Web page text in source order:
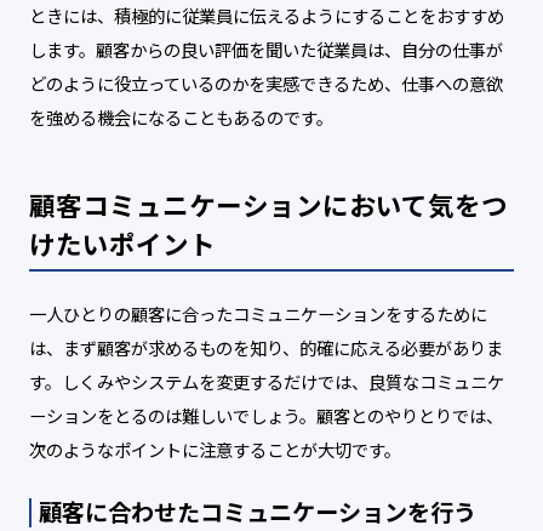
ときには、積極的に従業員に伝えるようにすることをおすすめ
します。顧客からの良い評価を聞いた従業員は、自分の仕事が
どのように役立っているのかを実感できるため、仕事への意欲
を強める機会になることもあるのです。
顧客コミュニケーションにおいて気をつ
けたいポイント
一人ひとりの顧客に合ったコミュニケーションをするために
は、まず顧客が求めるものを知り、的確に応える必要がありま
す。しくみやシステムを変更するだけでは、良質なコミュニケ
ーションをとるのは難しいでしょう。顧客とのやりとりでは、
次のようなポイントに注意することが大切です。
顧客に合わせたコミュニケーションを行う